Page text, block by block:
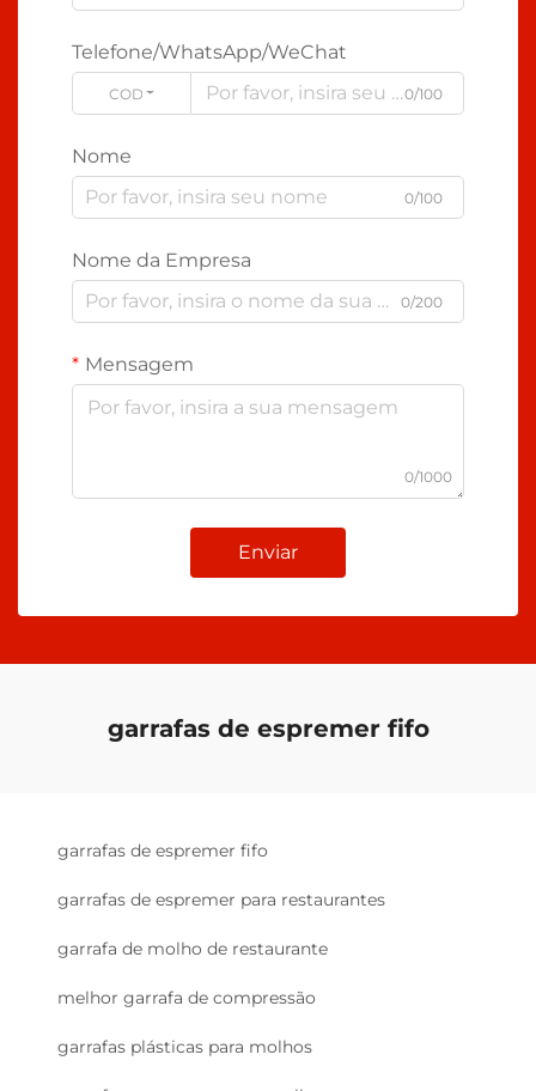
Telefone/WhatsApp/WeChat
CODE 0/100
Nome
0/100
Nome da Empresa
0/200
Mensagem
0/1000
Enviar
garrafas de espremer fifo
garrafas de espremer fifo
garrafas de espremer para restaurantes
garrafa de molho de restaurante
melhor garrafa de compressão
garrafas plásticas para molhos